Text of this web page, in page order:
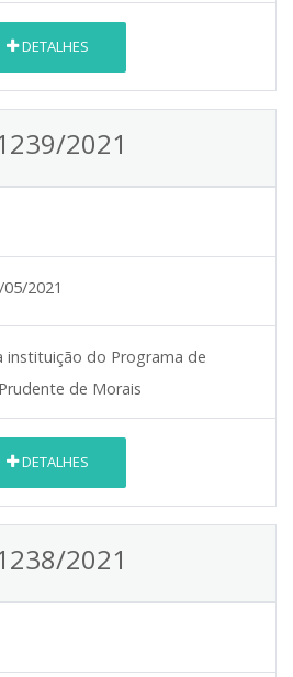
DETALHES
2021
05/2021
instituição do Programa de
de Morais
DETALHES
2021